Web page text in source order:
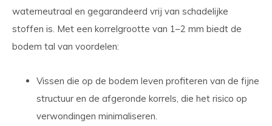
waterneutraal en gegarandeerd vrij van schadelijke
stoffen is. Met een korrelgrootte van 1–2 mm biedt de
bodem tal van voordelen:
Vissen die op de bodem leven profiteren van de fijne
structuur en de afgeronde korrels, die het risico op
verwondingen minimaliseren.